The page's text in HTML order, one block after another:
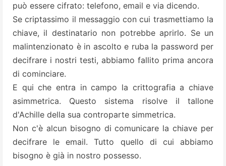
può essere cifrato: telefono, email e via dicendo.
Se criptassimo il messaggio con cui trasmettiamo la
chiave, il destinatario non potrebbe aprirlo. Se un
malintenzionato è in ascolto e ruba la password per
decifrare i nostri testi, abbiamo fallito prima ancora
di cominciare.
E qui che entra in campo la crittografia a chiave
asimmetrica. Questo sistema risolve il tallone
d'Achille della sua controparte simmetrica.
Non c'è alcun bisogno di comunicare la chiave per
decifrare le email. Tutto quello di cui abbiamo
bisogno è già in nostro possesso.